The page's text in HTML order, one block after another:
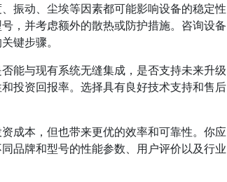
振动、尘埃等因素都可能影响设备的稳定性
，并考虑额外的散热或防护措施。咨询设备
键步骤。
能与现有系统无缝集成，是否支持未来升级
投资回报率。选择具有良好技术支持和售后
成本，但也带来更优的效率和可靠性。你应
品牌和型号的性能参数、用户评价以及行业